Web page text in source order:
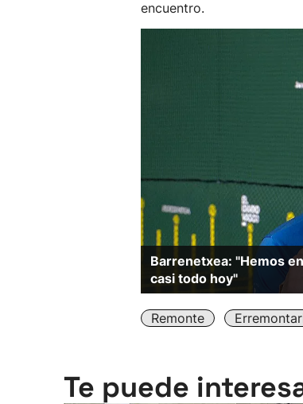
encuentro.
Barrenetxea: "Hemos
casi todo hoy"
Remonte
Te puede